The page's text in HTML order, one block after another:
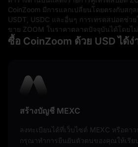
มากมาย เช่น อัตราเงินเฟ้อ อัตราดอกเบี้ย
เมือง และผลประกอบการทางเศรษฐกิจ
ของดอลลาร์สหรัฐในฐานะสกุลเงินสำรอง
ป้องกันความผันผวนเหล่านี้ได้ในระดับห
โลก ที่มีอิทธิพลต่อการค้าระหว่างประเทศ
มักถูกใช้เป็นเกณฑ์มาตรฐานในการวัดค่า
CoinZoom มีการแลกเปลี่ยนโดยตรงกับสกุ
USDT, USDC และอื่นๆ การเทรดสปอตช่ว
ขาย ZOOM ในราคาตลาดปัจจุบันได้โดยไม่
ซื้อ CoinZoom ด้วย USD ได้
สร้างบัญชี MEXC
ลงทะเบียนได้ที่เว็บไซต์ MEXC หรือดา
กรุณาทำการยืนยันตัวตนของคุณให้เรีย